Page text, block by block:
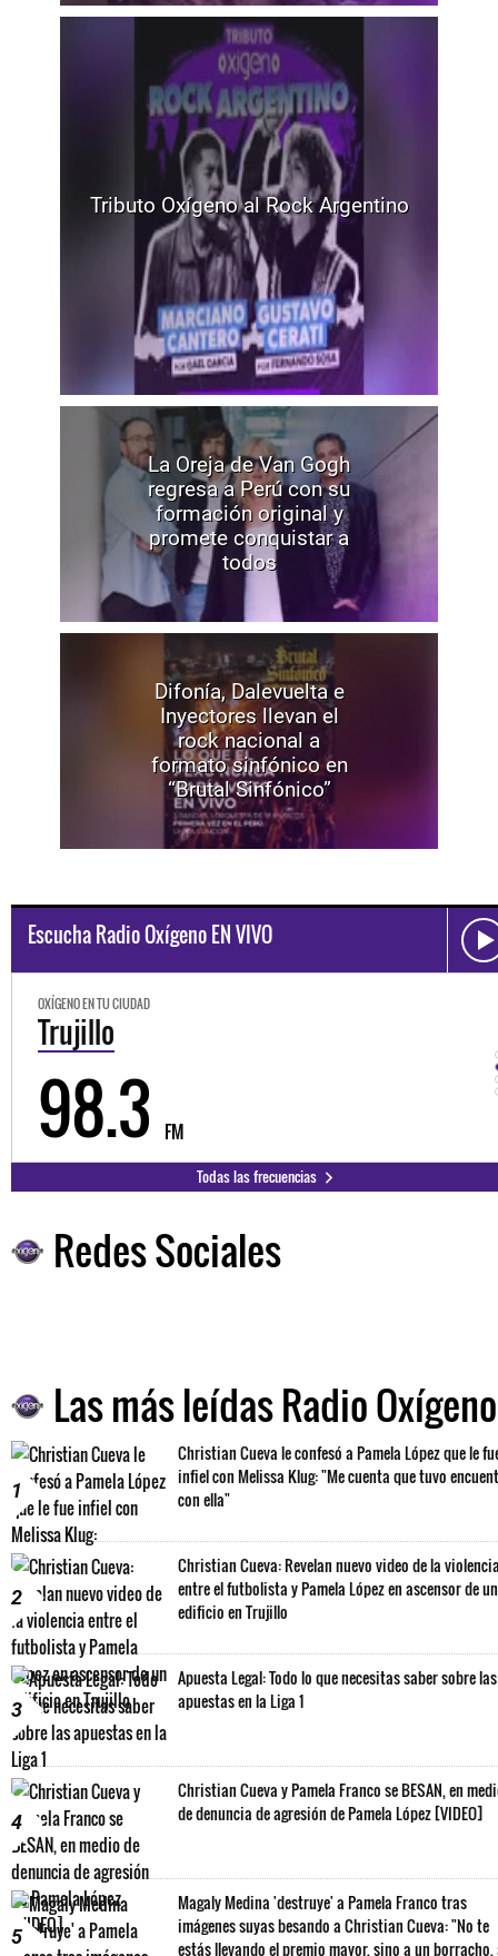
Tributo Oxígeno al Rock Argentino
La Oreja de Van Gogh
regresa a Perú con su
formación original y
promete conquistar a
todos
Difonía, Dalevuelta e
Inyectores llevan el
rock nacional a
formato sinfónico en
“Brutal Sinfónico”
Escucha Radio Oxígeno EN VIVO
OXÍGENO EN TU CIUDAD
Trujillo
98.3 FM
Todas las frecuencias
Redes Sociales
Las más leídas Radio Oxígeno
1
Christian Cueva le confesó a Pamela López que le
infiel con Melissa Klug: "Me cuenta que tuvo
con ella"
2
Christian Cueva: Revelan nuevo video de la
entre el futbolista y Pamela López en ascensor de un
edificio en Trujillo
3
Apuesta Legal: Todo lo que necesitas saber sobre las
apuestas en la Liga 1
4
Christian Cueva y Pamela Franco se BESAN, en
de denuncia de agresión de Pamela López [VIDEO]
5
Magaly Medina 'destruye' a Pamela Franco tras
imágenes suyas besando a Christian Cueva: "No te
estás llevando el premio mayor, sino a un borracho,